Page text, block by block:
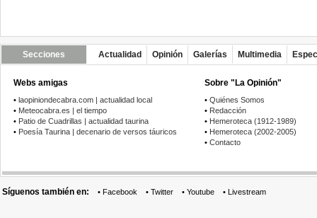
Secciones Actualidad Opinión Galerías Multimedia
Webs amigas
• laopiniondecabra.com | actualidad local
• Meteocabra.es | el tiempo
• Patio de Cuadrillas | actualidad taurina
• Poesía Taurina | decenario de versos táuricos
Sobre "La Opinión"
• Quiénes Somos
• Redacción
• Hemeroteca (1912-1989)
• Hemeroteca (2002-2005)
• Contacto
Síguenos también en: • Facebook • Twitter • Youtube • Livestream